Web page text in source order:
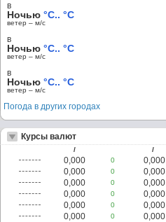
в
Ночью °C.. °C
ветер – м/c
в
Ночью °C.. °C
ветер – м/c
в
Ночью °C.. °C
ветер – м/c
Погода в других городах
Курсы валют
/ /
0,000 0
0,000
0,000
0
0,000
0,000
0
0,000
0,000
0
0,000
0,000
0
0,000
0,000
0
0,000